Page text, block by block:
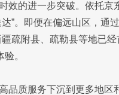
效的进一步突破。依托京
”。即便在偏远山区，通
疏附县、疏勒县等地已
。
品质服务下沉到更多地区